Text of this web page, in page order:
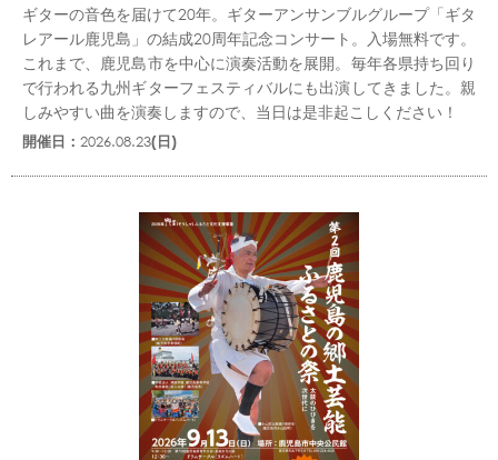
ギターの音色を届けて20年。ギターアンサンブルグループ「ギタ
レアール鹿児島」の結成20周年記念コンサート。入場無料です。
これまで、鹿児島市を中心に演奏活動を展開。毎年各県持ち回り
で行われる九州ギターフェスティバルにも出演してきました。親
しみやすい曲を演奏しますので、当日は是非起こしください！
開催日： 2026.08.23(日)